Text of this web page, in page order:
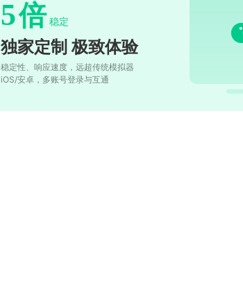
5倍 稳定
独家定制 极致体验
稳定性、响应速度，远超传统模拟器
iOS/安卓，多账号登录与互通